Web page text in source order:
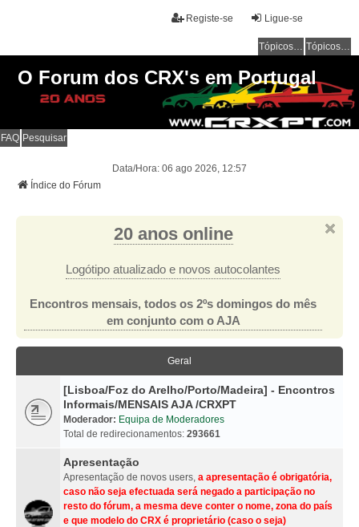
Ligue-se
Registe-se
Tópicos sem resposta Tópicos ativos
O Forum dos CRX's em Portugal
FAQ Pesquisar
Data/Hora: 06 ago 2026, 12:57
Índice do Fórum
20 anos online
Logótipo atualizado e novos autocolantes
Encontros mensais, todos os 2ºs domingos do mês
em conjunto com o AJA
Geral
[Lisboa/Foz do Arelho/Porto/Madeira] - Encontros
Informais/MENSAIS AJA /CRXPT
Moderador: Equipa de Moderadores
Total de redirecionamentos: 293661
Apresentação
Apresentação de novos users, a apresentação é obrigatória,
caso não seja efectuada será negado a participação no
resto do fórum, a mesma deve conter o nome, zona do país
e que modelo do CRX é proprietário (caso o seja)